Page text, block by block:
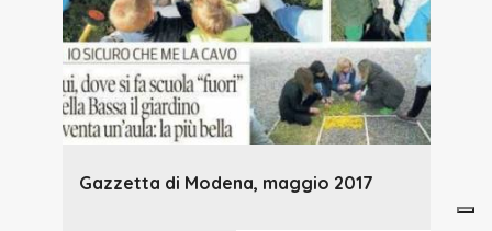
Gazzetta di Modena, maggio 2017